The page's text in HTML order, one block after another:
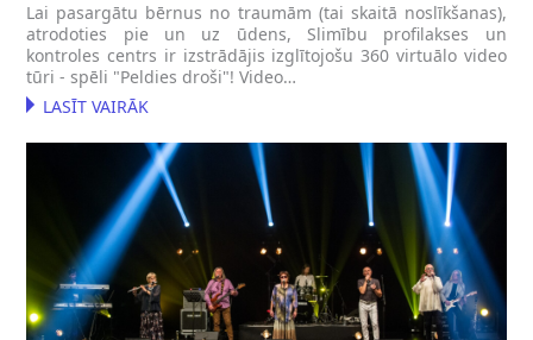
Lai pasargātu bērnus no traumām (tai skaitā noslīkšanas),
atrodoties pie un uz ūdens, Slimību profilakses un
kontroles centrs ir izstrādājis izglītojošu 360 virtuālo video
tūri - spēli "Peldies droši"! Video…
LASĪT VAIRĀK